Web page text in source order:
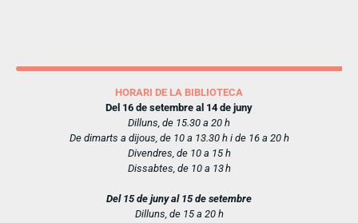
HORARI DE LA BIBLIOTECA
Del 16 de setembre al 14 de juny
Dilluns, de 15.30 a 20 h
De dimarts a dijous, de 10 a 13.30 h i de 16 a 20 h
Divendres, de 10 a 15 h
Dissabtes, de 10 a 13 h
Del 15 de juny al 15 de setembre
Dilluns, de 15 a 20 h